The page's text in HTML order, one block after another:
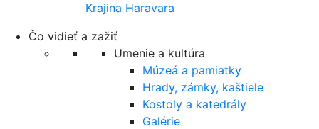
Krajina Haravara
Čo vidieť a zažiť
Umenie a kultúra
Múzeá a pamiatky
Hrady, zámky, kaštiele
Kostoly a katedrály
Galérie